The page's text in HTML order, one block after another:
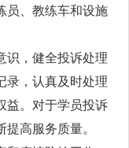
员、教练车和设施
识，健全投诉处理
录，认真及时处理
益。对于学员投诉
高服务质量。